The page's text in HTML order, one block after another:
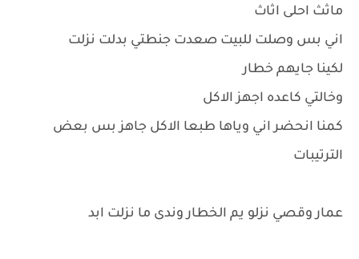
ماثث احلى اثاث
اني بس وصلت للبيت صعدت جنطتي بدلت نزلت
لكينا جايهم خطار
وخالتي كاعده اجهز الاكل
كمنا انحضر اني وياها طبعا الاكل جاهز بس بعض
الترتيبات
عمار وقصي نزلو يم الخطار وندى ما نزلت ابد